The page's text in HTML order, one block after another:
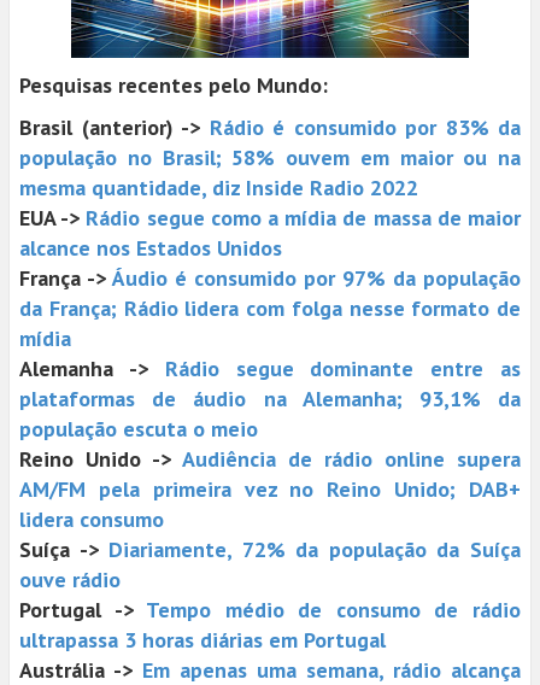
Pesquisas recentes pelo Mundo:
Brasil (anterior) -> Rádio é consumido por 83% da
população no Brasil; 58% ouvem em maior ou na
mesma quantidade, diz Inside Radio 2022
EUA -> Rádio segue como a mídia de massa de maior
alcance nos Estados Unidos
França ->Áudio é consumido por 97% da população
da França; Rádio lidera com folga nesse formato de
mídia
Alemanha -> Rádio segue dominante entre as
plataformas de áudio na Alemanha; 93,1% da
população escuta o meio
Reino Unido -> Audiência de rádio online supera
AM/FM pela primeira vez no Reino Unido; DAB+
lidera consumo
Suíça -> Diariamente, 72% da população da Suíça
ouve rádio
Portugal -> Tempo médio de consumo de rádio
ultrapassa 3 horas diárias em Portugal
Austrália -> Em apenas uma semana, rádio alcança